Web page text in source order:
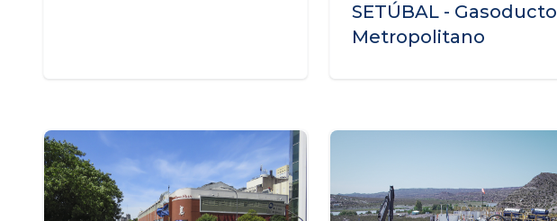
SETÚBAL - Gasoducto
Metropolitano